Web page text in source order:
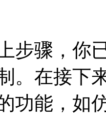
步骤，你
。在接下
功能，如